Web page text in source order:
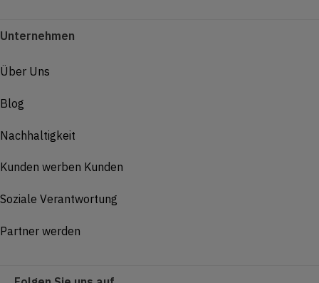
Unternehmen
Über Uns
Blog
Nachhaltigkeit
Kunden werben Kunden
Soziale Verantwortung
Partner werden